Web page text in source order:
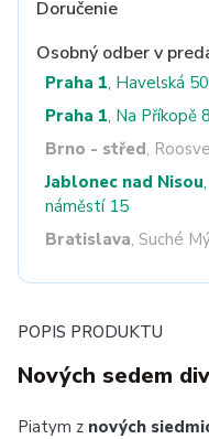
Doručenie
Osobný odber v
Praha 1, Havelská
Praha 1, Na Příkopě
Brno - střed,
Jablonec nad Nisou
náměstí 15
Bratislava, Suché
POPIS PRODUKTU
Nových sedem
Piatym z nových